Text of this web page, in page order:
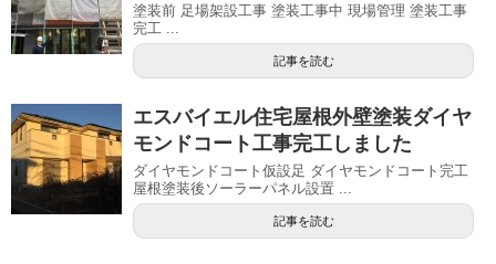
塗装前 足場架設工事 塗装工事中 現場管理 塗装工事
完工 ...
記事を読む
エスバイエル住宅屋根外壁塗装ダイヤ
モンドコート工事完工しました
ダイヤモンドコート仮設足 ダイヤモンドコート完工
屋根塗装後ソーラーパネル設置 ...
記事を読む